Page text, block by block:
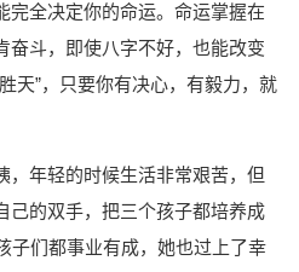
完全决定你的命运。命运掌握在
奋斗，即使八字不好，也能改变
天”，只要你有决心，有毅力，就
，年轻的时候生活非常艰苦，但
己的双手，把三个孩子都培养成
子们都事业有成，她也过上了幸